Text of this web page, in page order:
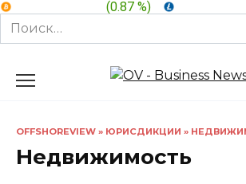
(0.87 %)
Search
for:
OFFSHOREVIEW » ЮРИСДИКЦИИ »
Недвижимость